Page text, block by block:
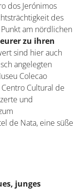
dos Jerónimos
des
am nördlichen
zu ihren
sind hier auch
angelegten
Colecao
Cultural de
und
de Nata, eine süße
junges